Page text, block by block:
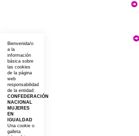
Bienvenida/o
a la
información
básica sobre
las cookies
de la página
web
responsabilidad
de la entidad:
CONFEDERACIÓN
NACIONAL
MUJERES
EN
IGUALDAD
Una cookie o
galleta